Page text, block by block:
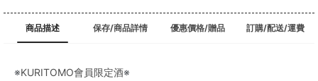
商品描述 保存/商品詳情 優惠價格/贈品 訂購/配送/運費
※KURITOMO會員限定酒※